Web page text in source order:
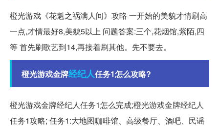
橙光游戏《花魁之祸满人间》攻略 一开始的美貌才情刷高
一点,才情最好8,美貌5以上 问题答案:三个,花烟馆,紫陌,四
等 首先刷歌艺到14,再接着刷其他。先不要去。
橙光游戏金牌经纪人任务1怎么攻略?
橙光游戏金牌经纪人任务1怎么完成;橙光游戏金牌经纪人
任务1攻略; 任务1:大地图咖啡馆、高级餐厅、酒吧、民谣